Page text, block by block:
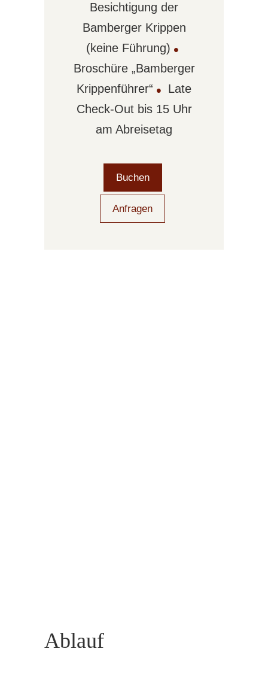
Besichtigung der
Bamberger Krippen
(keine Führung) •
Broschüre „Bamberger
Krippenführer“ • Late
Check-Out bis 15 Uhr
am Abreisetag
Buchen
Anfragen
Ablauf